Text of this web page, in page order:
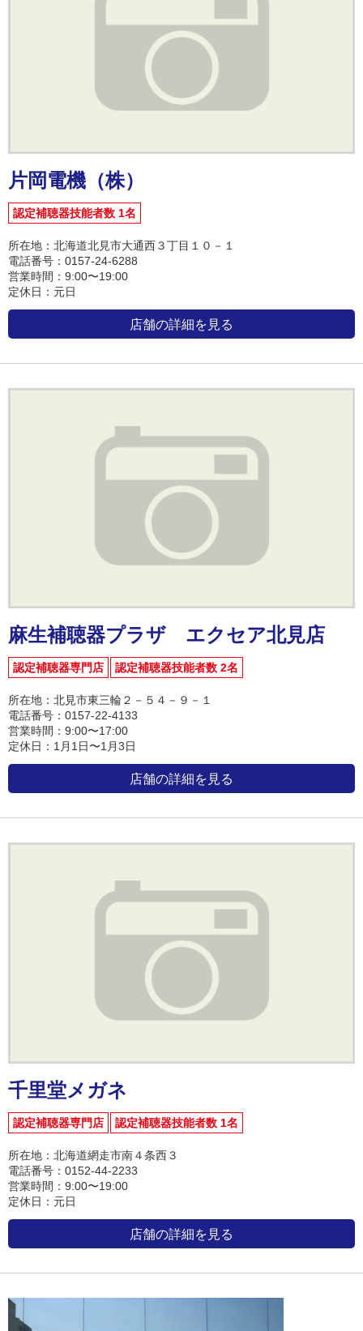
片岡電機（株）
認定補聴器技能者数 1名
所在地：北海道北見市大通西３丁目１０－１
電話番号：0157-24-6288
営業時間：9:00〜19:00
定休日：元日
店舗の詳細を見る
麻生補聴器プラザ エクセア北見店
認定補聴器専門店 認定補聴器技能者数 2名
所在地：北見市東三輪２－５４－９－１
電話番号：0157-22-4133
営業時間：9:00〜17:00
定休日：1月1日〜1月3日
店舗の詳細を見る
千里堂メガネ
認定補聴器専門店 認定補聴器技能者数 1名
所在地：北海道網走市南４条西３
電話番号：0152-44-2233
営業時間：9:00〜19:00
定休日：元日
店舗の詳細を見る